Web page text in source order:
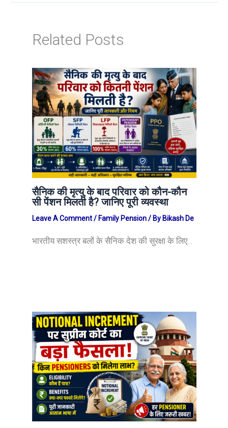
Related Posts
सैनिक की मृत्यु के बाद परिवार को कौन-कौन
सी पेंशन मिलती है? जानिए पूरी व्यवस्था
Leave A Comment / Family Pension/ By Bikash De
भारतीय सशस्त्र बलों के सैनिक देश की सुरक्षा के लिए…